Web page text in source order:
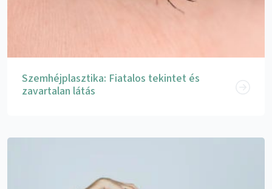
Szemhéjplasztika: Fiatalos tekintet és
zavartalan látás